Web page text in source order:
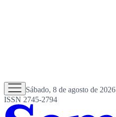
Sábado, 8 de agosto de 2026
ISSN 2745-2794